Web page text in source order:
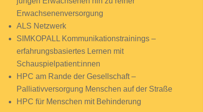
Erwachsenenversorgung
ALS Netzwerk
SIMKOPALL Kommunikationstrainings –
erfahrungsbasiertes Lernen mit
Schauspielpatient:innen
HPC am Rande der Gesellschaft –
Palliativversorgung Menschen auf der Straße
HPC für Menschen mit Behinderung